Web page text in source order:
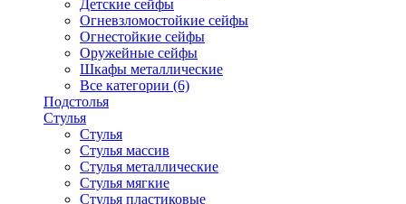
Детские сейфы
Огневзломостойкие сейфы
Огнестойкие сейфы
Оружейные сейфы
Шкафы металлические
Все категории (6)
Подстолья
Стулья
Стулья
Стулья массив
Стулья металлические
Стулья мягкие
Стулья пластиковые